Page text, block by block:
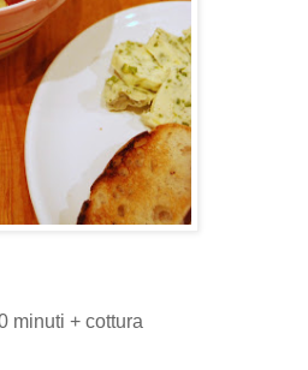
minuti + cottura